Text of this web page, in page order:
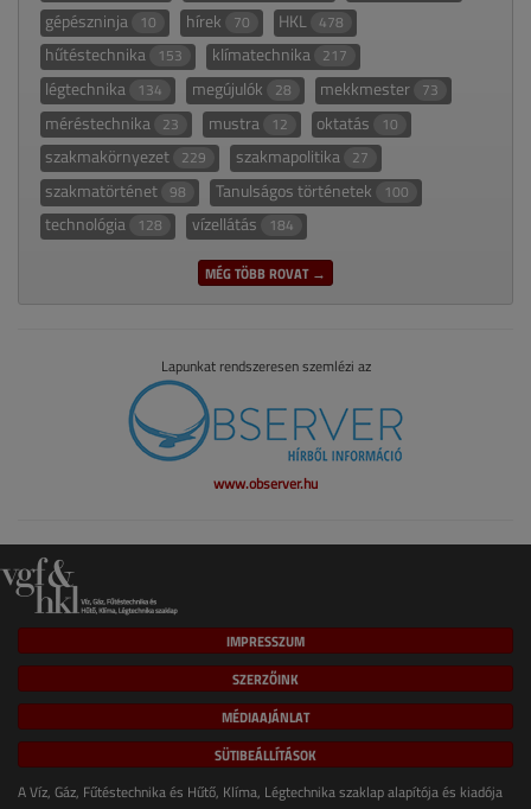
gépészninja 10 hírek 70 HKL 478
hűtéstechnika 153 klímatechnika 217
légtechnika 134 megújulók 28 mekkmester 73
méréstechnika 23 mustra 12 oktatás 10
szakmakörnyezet 229 szakmapolitika 27
szakmatörténet 98 Tanulságos történetek 100
technológia 128 vízellátás 184
MÉG TÖBB ROVAT →
Lapunkat rendszeresen szemlézi az
www.observer.hu
IMPRESSZUM
SZERZŐINK
MÉDIAAJÁNLAT
SÜTIBEÁLLÍTÁSOK
A Víz, Gáz, Fűtéstechnika és Hűtő, Klíma, Légtechnika szaklap alapítója és kiadója